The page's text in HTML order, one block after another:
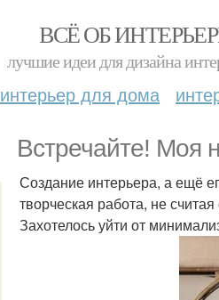
ВСЁ ОБ
лучшие идеи для дизайна
интерьер для дома
Встречайте! Моя
Создание интерьера, а ещё
творческая работа, не
Захотелось уйти от